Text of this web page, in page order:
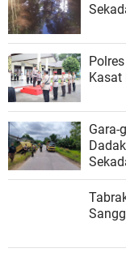
Kasat
Gara-